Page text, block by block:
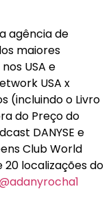
agência de
maiores
USA e
USA x
(incluindo o Livro
do Preço do
DANYSE e
Club World
localizações do